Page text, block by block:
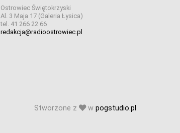
Ostrowiec Świętokrzyski
Al. 3 Maja 17 (Galeria Łysica)
tel. 41 266 22 66
redakcja@radioostrowiec.pl
Stworzone z w pogstudio.pl